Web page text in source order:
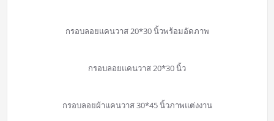
กรอบลอยแคนวาส 20*30 นิ้วพร้อมอัดภาพ
กรอบลอยแคนวาส 20*30 นิ้ว
กรอบลอยผ้าแคนวาส 30*45 นิ้วภาพแต่งงาน